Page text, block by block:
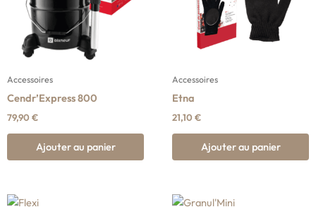
Accessoires
Cendr’Express 800
79,90 €
Ajouter au panier
Accessoires
Etna
21,10 €
Ajouter au panier